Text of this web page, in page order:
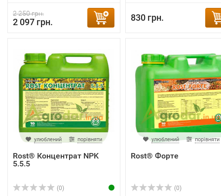
2 250 грн.
2 097 грн. 830 грн.
улюблений порівняти
Rost® Концентрат NPK
5.5.5
(0)
улюблений порівняти
Rost® Форте
(0)